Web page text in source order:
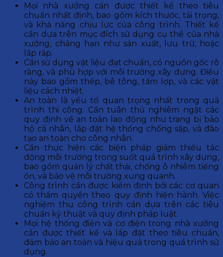
Mọi nhà xưởng cần được thiết kế theo tiêu
chuẩn nhất định, bao gồm kích thước, tải trọng,
và khả năng chịu lực của công trình. Thiết kế
cần dựa trên mục đích sử dụng cụ thể của nhà
xưởng, chẳng hạn như sản xuất, lưu trữ, hoặc
lắp ráp.
Cần sử dụng vật liệu đạt chuẩn, có nguồn gốc rõ
ràng, và phù hợp với môi trường xây dựng. Điều
này bao gồm thép, bê tông, tấm lợp, và các vật
liệu cách nhiệt.
An toàn là yếu tố quan trọng nhất trong quá
trình thi công. Cần tuân thủ nghiêm ngặt các
quy định về an toàn lao động như trang bị bảo
hộ cá nhân, lắp đặt hệ thống chống sập, và đào
tạo an toàn cho công nhân.
Cần thực hiện các biện pháp giảm thiểu tác
động môi trường trong suốt quá trình xây dựng,
bao gồm quản lý chất thải, chống ô nhiễm tiếng
ồn, và bảo vệ môi trường xung quanh.
Công trình cần được kiểm định bởi các cơ quan
có thẩm quyền theo quy định hiện hành. Việc
nghiệm thu công trình cần dựa trên các tiêu
chuẩn kỹ thuật và quy định pháp luật.
Mọi hệ thống điện và cơ điện trong nhà xưởng
cần được thiết kế và lắp đặt theo tiêu chuẩn,
đảm bảo an toàn và hiệu quả trong quá trình sử
dụng.